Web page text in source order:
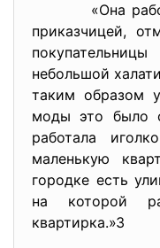
«Она
приказчицей,
небольшой
таким образом
моды это было
работала
маленькую
городке есть
на которой
квартирка.»3